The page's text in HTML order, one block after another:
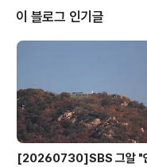
평가해 고객과 원활한 소통에 탁
수여하는 권위 있는 상이다. 의왕
다양한 미디어로 주요 소식을 친
은 지역소식과 행사를 알리고 주
전달하..
이 블로그 인기글
[20260730]SBS 그알 "